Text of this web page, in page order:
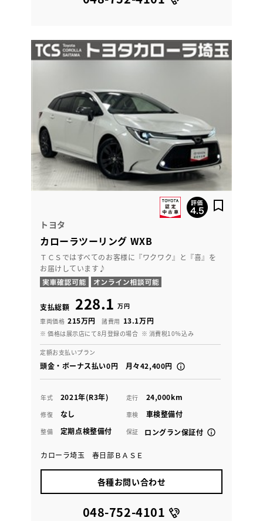
トヨタ
カローラツーリング WXB
ＴＣＳではすべてのお客様に『ワクワク』と『喜』を
お届けしています♪
支払総額 228.1 万円
車両価格 215万円 諸費用 13.1万円
※ 価格は展示店にて8月登録の場合 ※ 消費税10％込み
定額お支払いプラン
頭金・ボーナス払い0円 月々42,400円
年式 2021年(R3年) 走行 24,000km
修復 なし 車検 車検整備付
整備 定期点検整備付 保証 ロングラン保証付
カローラ埼玉 春日部ＢＡＳＥ
各種お問い合わせ
048-752-4101